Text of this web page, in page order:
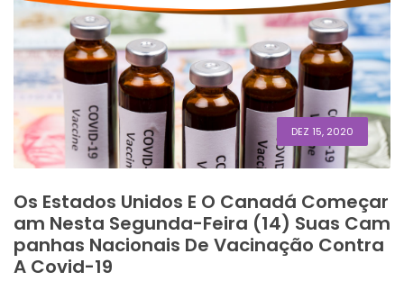
DEZ 15, 2020
Os Estados Unidos E O Canadá Começar
Am Nesta Segunda-Feira (14) Suas Cam
Panhas Nacionais De Vacinação Contra
A Covid-19